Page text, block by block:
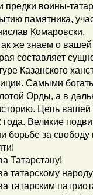
предки воины-
памятника,
Комаровски.
же знаем о вашей
составляет
Казанского
Самыми
Орды, а в
Цепь
года. Великие
борьбе за
Татарстану!
татарскому
татарским